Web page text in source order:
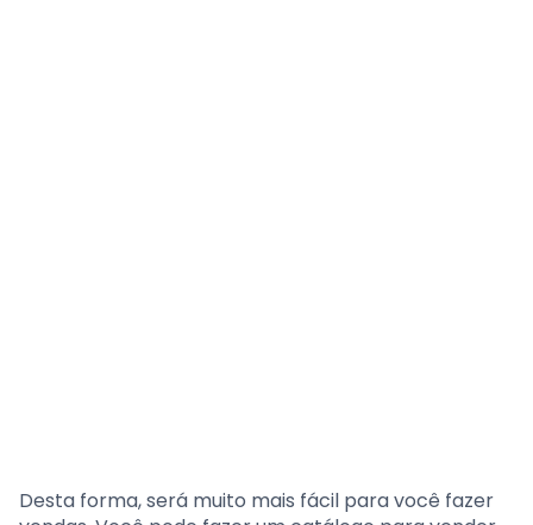
Desta forma, será muito mais fácil para você fazer